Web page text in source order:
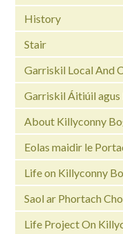
History
Stair
Garriskil Local And
Garriskil Áitiúil agus
About Killyconny
Eolas maidir le
Life on Killyconny
Saol ar Phortach
Life Project On